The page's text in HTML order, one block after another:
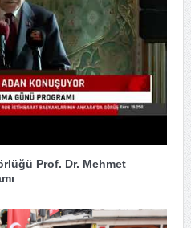
Prof. Dr. Mehmet